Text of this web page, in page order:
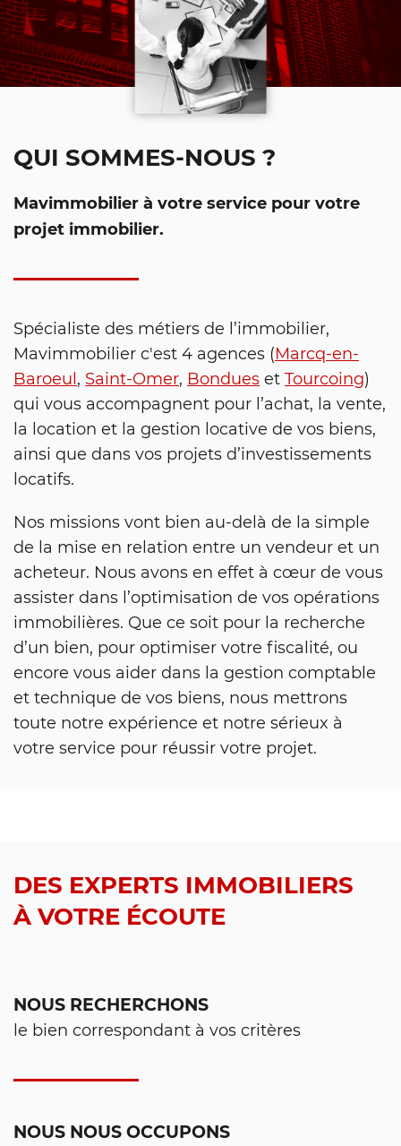
QUI SOMMES-NOUS ?
Mavimmobilier à votre service pour votre
projet immobilier.
Spécialiste des métiers de l’immobilier,
Mavimmobilier c'est 4 agences (Marcq-en-
Baroeul, Saint-Omer, Bondues et Tourcoing)
qui vous accompagnent pour l’achat, la vente,
la location et la gestion locative de vos biens,
ainsi que dans vos projets d’investissements
locatifs.
Nos missions vont bien au-delà de la simple
de la mise en relation entre un vendeur et un
acheteur. Nous avons en effet à cœur de vous
assister dans l’optimisation de vos opérations
immobilières. Que ce soit pour la recherche
d’un bien, pour optimiser votre fiscalité, ou
encore vous aider dans la gestion comptable
et technique de vos biens, nous mettrons
toute notre expérience et notre sérieux à
votre service pour réussir votre projet.
DES EXPERTS IMMOBILIERS
À VOTRE ÉCOUTE
NOUS RECHERCHONS
le bien correspondant à vos critères
NOUS NOUS OCCUPONS